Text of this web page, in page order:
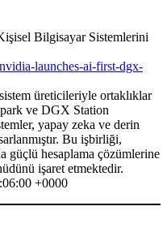
Bilgisayar Sistemlerini
launches-ai-first-dgx-
üreticileriyle ortaklıklar
ve DGX Station
yapay zeka ve derin
Bu işbirliği,
güçlü hesaplama çözümlerine
işaret etmektedir.
+0000